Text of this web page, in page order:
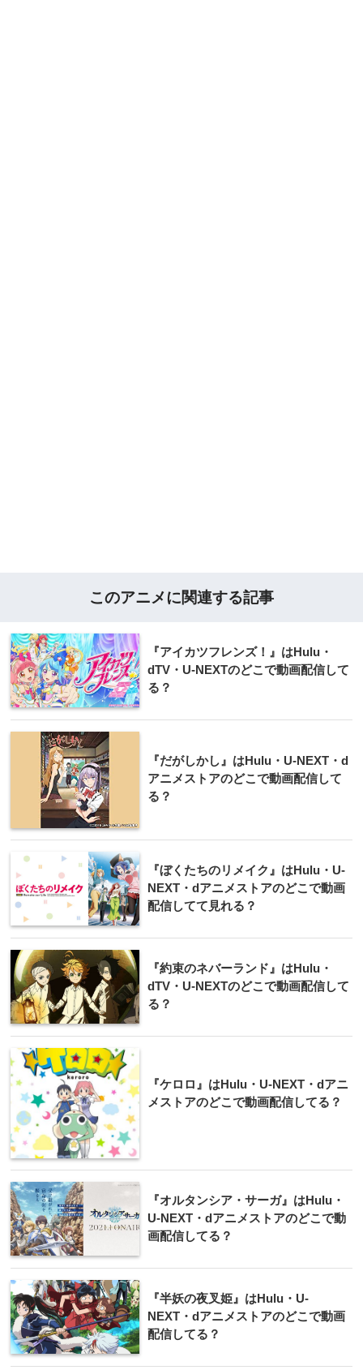
このアニメに関連する記事
『アイカツフレンズ！』はHulu・
dTV・U-NEXTのどこで動画配信して
る？
『だがしかし』はHulu・U-NEXT・d
アニメストアのどこで動画配信して
る？
『ぼくたちのリメイク』はHulu・U-
NEXT・dアニメストアのどこで動画
配信してて見れる？
『約束のネバーランド』はHulu・
dTV・U-NEXTのどこで動画配信して
る？
『ケロロ』はHulu・U-NEXT・dアニ
メストアのどこで動画配信してる？
『オルタンシア・サーガ』はHulu・
U-NEXT・dアニメストアのどこで動
画配信してる？
『半妖の夜叉姫』はHulu・U-
NEXT・dアニメストアのどこで動画
配信してる？